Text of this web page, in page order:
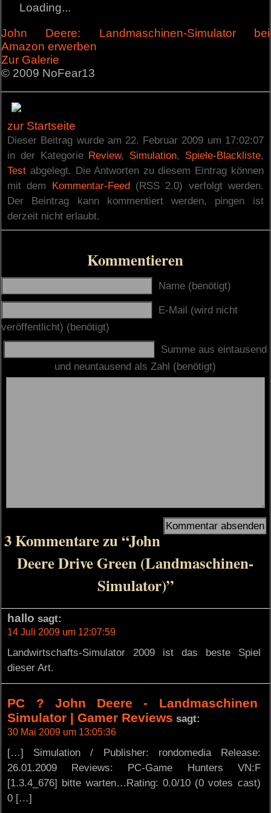
Loading...
John Deere: Landmaschinen-Simulator bei
Amazon erwerben
Zur Galerie
© 2009 NoFear13
zur Startseite
Dieser Beitrag wurde am 22. Februar 2009 um 17:02:07
in der Kategorie Review, Simulation, Spiele-Blackliste,
Test abgelegt. Die Antworten zu diesem Eintrag können
mit dem Kommentar-Feed(RSS 2.0) verfolgt werden.
Der Beintrag kann kommentiert werden, pingen ist
derzeit nicht erlaubt.
Kommentieren
Name (benötigt)
E-Mail (wird nicht
veröffentlicht) (benötigt)
Summe aus eintausend
und neuntausend als Zahl (benötigt)
3 Kommentare zu “John
Deere Drive Green (Landmaschinen-
Simulator)”
hallo sagt:
14 Juli 2009 um 12:07:59
Landwirtschafts-Simulator 2009 ist das beste Spiel
dieser Art.
PC ? John Deere - Landmaschinen
Simulator | Gamer Reviews sagt:
30 Mai 2009 um 13:05:36
[…] Simulation / Publisher: rondomedia Release:
26.01.2009 Reviews: PC-Game Hunters VN:F
[1.3.4_676] bitte warten…Rating: 0.0/10 (0 votes cast)
0 […]